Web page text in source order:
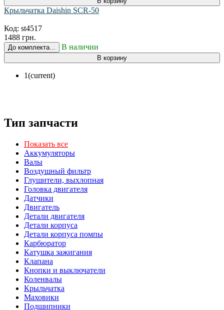
Крыльчатка Daishin SCR-50
Код: st4517
1488 грн.
До комплекта... В наличии
В корзину
1(current)
Тип запчасти
Показать все
Аккумуляторы
Валы
Воздушный фильтр
Глушители, выхлопная
Головка двигателя
Датчики
Двигатель
Детали двигателя
Детали корпуса
Детали корпуса помпы
Карбюратор
Катушка зажигания
Клапана
Кнопки и выключатели
Коленвалы
Крыльчатка
Маховики
Подшипники